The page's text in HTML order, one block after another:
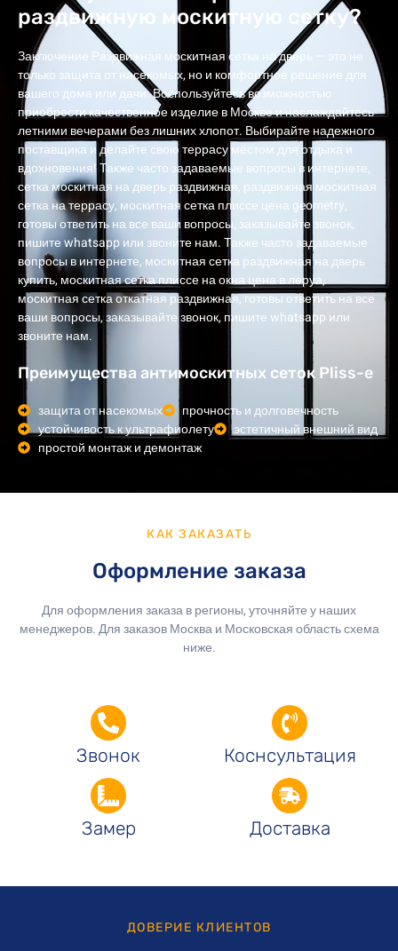
раздвижную москитную сетку?
Заключение Раздвижная москитная сетка на дверь — это не
только защита от насекомых, но и комфортное решение для
вашего дома или дачи. Воспользуйтесь возможностью
приобрести качественное изделие в Москве и наслаждайтесь
летними вечерами без лишних хлопот. Выбирайте надежного
поставщика и делайте свою террасу местом для отдыха и
вдохновения! Также часто задаваемые вопросы в интернете,
сетка москитная на дверь раздвижная, раздвижная москитная
сетка на террасу, москитная сетка плиссе цена geometry,
готовы ответить на все ваши вопросы, заказывайте звонок,
пишите whatsapp или звоните нам. Также часто задаваемые
вопросы в интернете, москитная сетка раздвижная на дверь
купить, москитная сетка плиссе на окна цена в леруа,
москитная сетка откатная раздвижная, готовы ответить на все
ваши вопросы, заказывайте звонок, пишите whatsapp или
звоните нам.
Преимущества антимоскитных сеток Pliss-e
защита от насекомых
прочность и долговечность
устойчивость к ультрафиолету
эстетичный внешний вид
простой монтаж и демонтаж
КАК ЗАКАЗАТЬ
Оформление заказа
Для оформления заказа в регионы, уточняйте у наших
менеджеров. Для заказов Москва и Московская область схема
ниже.
Звонок Коснсультация
Замер Доставка
ДОВЕРИЕ КЛИЕНТОВ